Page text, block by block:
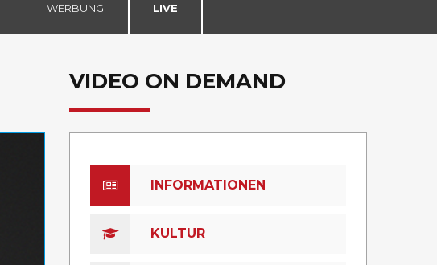
WERBUNG LIVE
VIDEO ON DEMAND
INFORMATIONEN
KULTUR